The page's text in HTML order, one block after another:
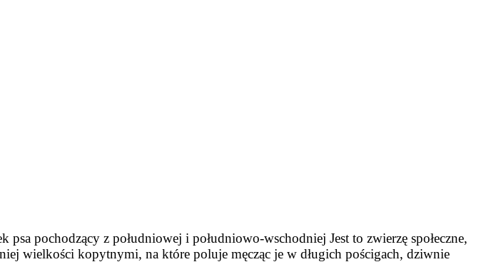
pochodzący z południowej i południowo-wschodniej Jest to zwierzę społeczne,
wielkości kopytnymi, na które poluje męcząc je w długich pościgach, dziwnie